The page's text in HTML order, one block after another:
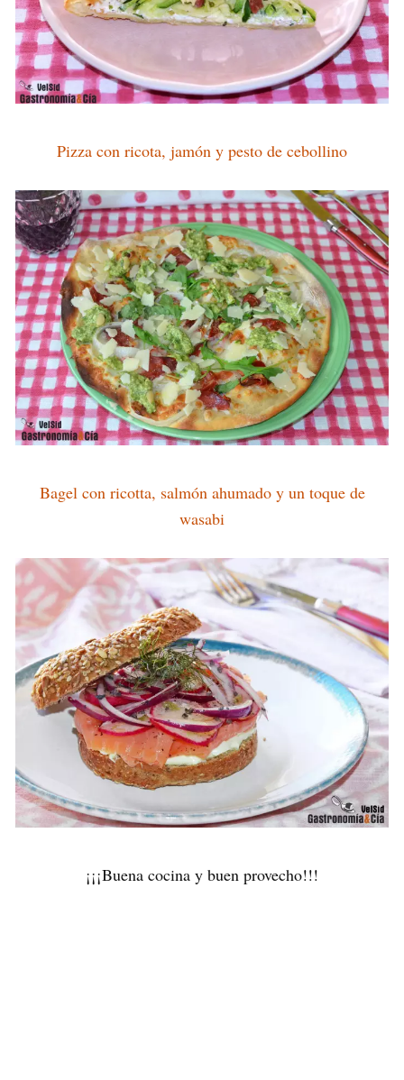
Pizza con ricota, jamón y pesto de cebollino
Bagel con ricotta, salmón ahumado y un toque de
wasabi
¡¡¡Buena cocina y buen provecho!!!